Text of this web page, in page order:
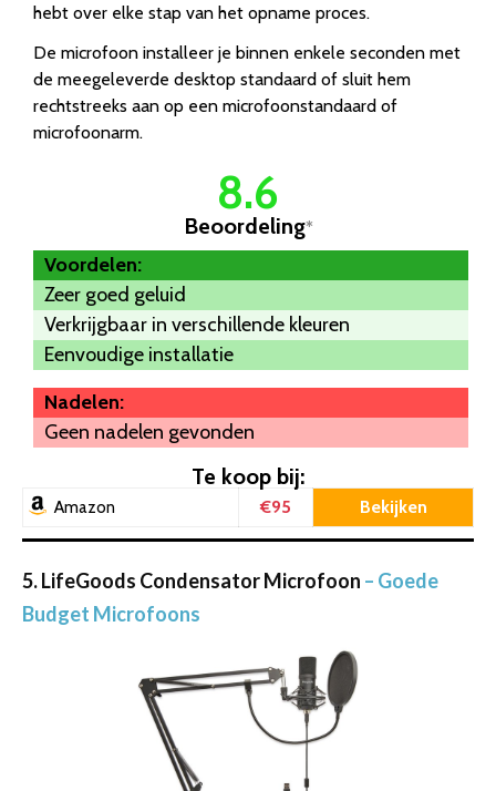
hebt over elke stap van het opname proces.
De microfoon installeer je binnen enkele seconden met
de meegeleverde desktop standaard of sluit hem
rechtstreeks aan op een microfoonstandaard of
microfoonarm.
8.6
Beoordeling*
Voordelen:
Zeer goed geluid
Verkrijgbaar in verschillende kleuren
Eenvoudige installatie
Nadelen:
Geen nadelen gevonden
Te koop bij:
Amazon €95 Bekijken
5. LifeGoods Condensator Microfoon – Goede
Budget Microfoons